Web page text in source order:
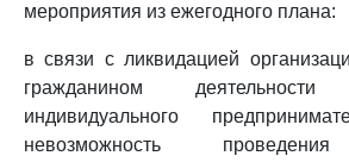
мероприятия из ежегодного плана:
в связи с ликвидацией
гражданином
индивидуального
невозможность проведения